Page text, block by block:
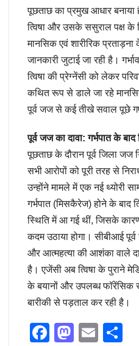
पूछताछ का प्रमुख आधार बनाया
त्विषा और उसके ससुराल पक्ष के
मानसिक एवं शारीरिक प्रताड़ना
जानकारी जुटाई जा रही है।
त्विषा की प्रेग्नेंसी को लेकर
कथित रूप से डाले जा रहे
पूर्व जज से कई तीखे सवाल पूछे
पूर्व जज का दावा: गर्भपात के
पूछताछ के दौरान पूर्व जिला जज
सभी आरोपों को पूरी तरह से
उन्होंने मामले में एक नई थ्योरी
गर्भपात (मिसकैरेज) होने के बाद
स्थिति में आ गई थीं, जिसके
कदम उठाया होगा। सीबीआई
और आत्महत्या की आशंका वाले
है। एजेंसी अब त्विषा के पुराने
के बयानों और उपलब्ध फॉरेंसिक
बारीकी से पड़ताल कर रही है।
F
M
E